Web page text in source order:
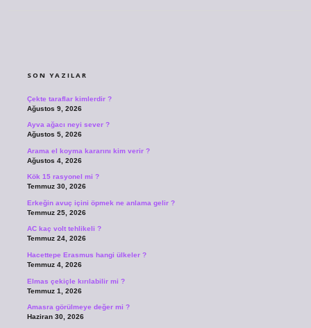
SON YAZILAR
Çekte taraflar kimlerdir ?
Ağustos 9, 2026
Ayva ağacı neyi sever ?
Ağustos 5, 2026
Arama el koyma kararını kim verir ?
Ağustos 4, 2026
Kök 15 rasyonel mi ?
Temmuz 30, 2026
Erkeğin avuç içini öpmek ne anlama gelir ?
Temmuz 25, 2026
AC kaç volt tehlikeli ?
Temmuz 24, 2026
Hacettepe Erasmus hangi ülkeler ?
Temmuz 4, 2026
Elmas çekiçle kırılabilir mi ?
Temmuz 1, 2026
Amasra görülmeye değer mi ?
Haziran 30, 2026